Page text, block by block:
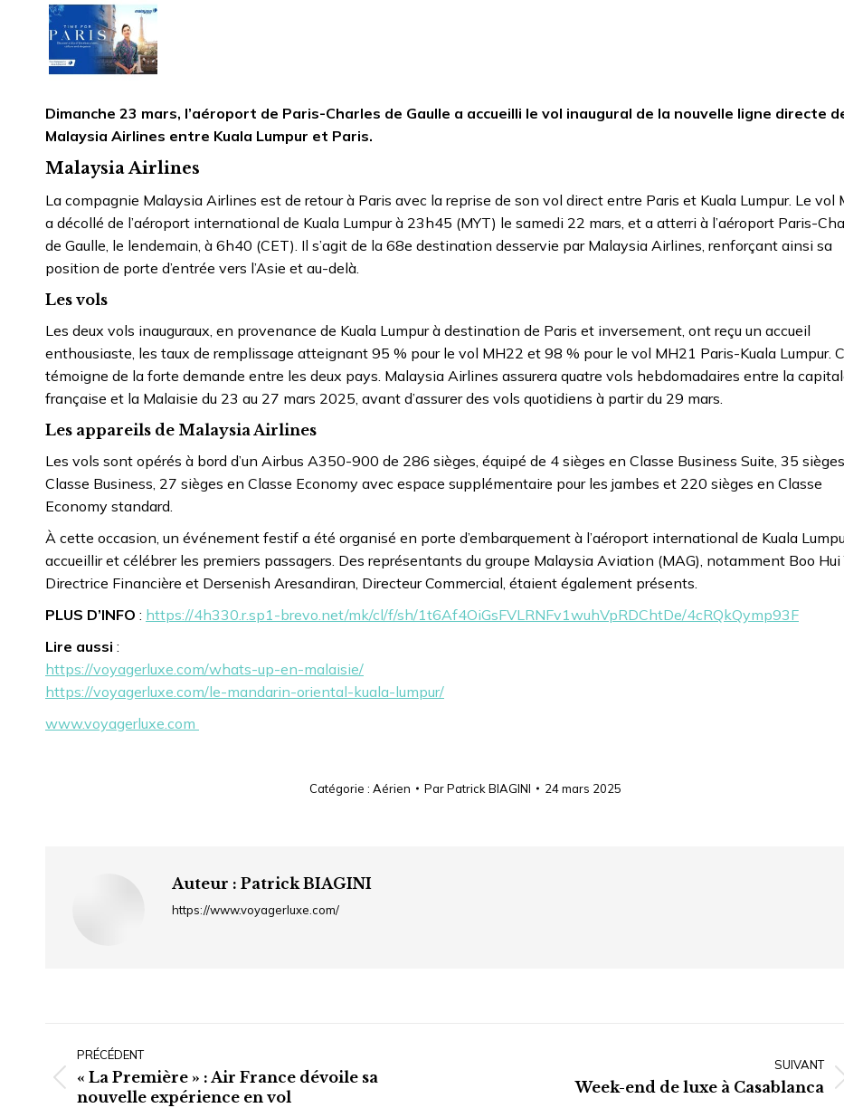
Dimanche 23 mars, l’aéroport de Paris-Charles de Gaulle a accueilli le vol inaugural de la nouvelle ligne directe
Malaysia Airlines entre Kuala Lumpur et Paris.
Malaysia Airlines
La compagnie Malaysia Airlines est de retour à Paris avec la reprise de son vol direct entre Paris et Kuala Lumpur. Le vol
a décollé de l’aéroport international de Kuala Lumpur à 23h45 (MYT) le samedi 22 mars, et a atterri à l’aéroport Paris-
de Gaulle, le lendemain, à 6h40 (CET). Il s’agit de la 68e destination desservie par Malaysia Airlines, renforçant ainsi sa
position de porte d’entrée vers l’Asie et au-delà.
Les vols
Les deux vols inauguraux, en provenance de Kuala Lumpur à destination de Paris et inversement, ont reçu un accueil
enthousiaste, les taux de remplissage atteignant 95 % pour le vol MH22 et 98 % pour le vol MH21 Paris-Kuala Lumpur.
témoigne de la forte demande entre les deux pays. Malaysia Airlines assurera quatre vols hebdomadaires entre la
française et la Malaisie du 23 au 27 mars 2025, avant d’assurer des vols quotidiens à partir du 29 mars.
Les appareils de Malaysia Airlines
Les vols sont opérés à bord d’un Airbus A350-900 de 286 sièges, équipé de 4 sièges en Classe Business Suite, 35
Classe Business, 27 sièges en Classe Economy avec espace supplémentaire pour les jambes et 220 sièges en Classe
Economy standard.
À cette occasion, un événement festif a été organisé en porte d’embarquement à l’aéroport international de Kuala
accueillir et célébrer les premiers passagers. Des représentants du groupe Malaysia Aviation (MAG), notamment Boo Hui
Directrice Financière et Dersenish Aresandiran, Directeur Commercial, étaient également présents.
PLUS D’INFO : https://4h330.r.sp1-brevo.net/mk/cl/f/sh/1t6Af4OiGsFVLRNFv1wuhVpRDChtDe/4cRQkQymp93F
Lire aussi :
https://voyagerluxe.com/whats-up-en-malaisie/
https://voyagerluxe.com/le-mandarin-oriental-kuala-lumpur/
www.voyagerluxe.com
Catégorie : Aérien ParPatrick BIAGINI 24 mars 2025
Auteur : Patrick BIAGINI
https://www.voyagerluxe.com/
articlePRÉCÉDENT
Article
« La Première » : Air France dévoile sa
nouvelle expérience en vol
SUIVANT
Week-end de luxe à Casablanca